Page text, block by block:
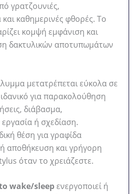
γρατζουνιές,
καθημερινές φθορές. Το
κομψή εμφάνιση και
δακτυλικών αποτυπωμάτων
μετατρέπεται εύκολα σε
για παρακολούθηση
διάβασμα,
ή σχεδίαση.
θέση για γραφίδα
αποθήκευση και γρήγορη
όταν το χρειάζεστε.
wake/sleepενεργοποιεί ή